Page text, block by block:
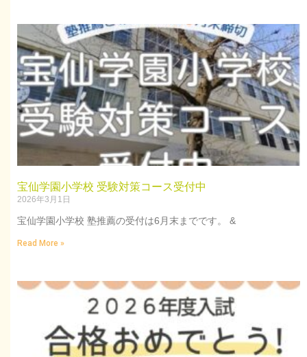
宝仙学園小学校 受験対策コース受付中
2026年3月1日
宝仙学園小学校 塾推薦の受付は6月末までです。 &
Read More »